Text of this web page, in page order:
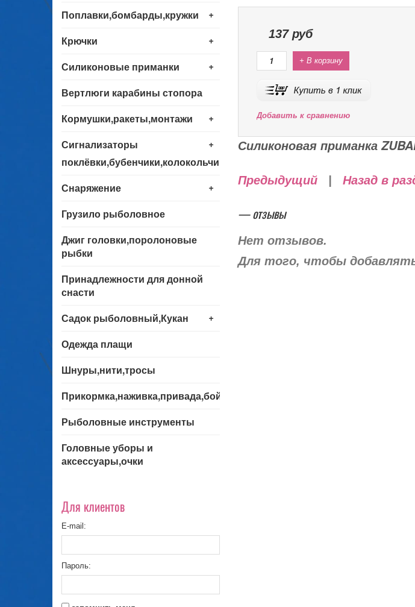
+
Поплавки,бомбарды,кружки
+
Крючки
+
Силиконовые приманки
Вертлюги карабины стопора
+
Кормушки,ракеты,монтажи
+
Сигнализаторы
поклёвки,бубенчики,колокольчики
+
Снаряжение
Грузило рыболовное
Джиг головки,поролоновые
рыбки
Принадлежности для донной
снасти
+
Садок рыболовный,Кукан
Одежда плащи
Шнуры,нити,тросы
Прикормка,наживка,привада,бойла
Рыболовные инструменты
Головные уборы и
аксессуары,очки
Для клиентов
E-mail:
Пароль:
137руб
+ В корзину
Добавить к сравнению
Силиконовая приманка
Предыдущий| Назад в
— отзывы
Нет отзывов.
Для того, чтобы